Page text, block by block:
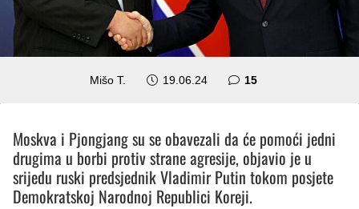
Mišo T. 19.06.24 15komentara
Moskva i Pjongjang su se obavezali da će pomoći jedni
drugima u borbi protiv strane agresije, objavio je u
srijedu ruski predsjednik Vladimir Putin tokom posjete
Demokratskoj Narodnoj Republici Koreji.